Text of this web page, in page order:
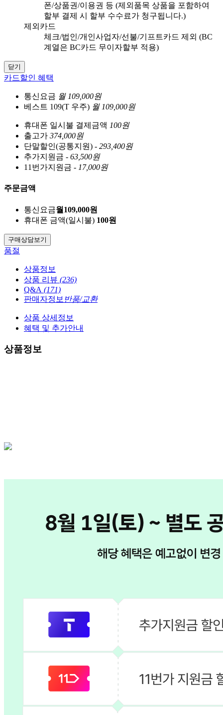
폰/상품권/이용권 등 (제외품목 상품을 포함하여
할부 결제 시 할부 수수료가 청구됩니다.)
제외카드
체크/법인/개인사업자/선불/기프트카드 제외 (BC
계열은 BC카드 무이자할부 적용)
닫기
카드할인 혜택
통신요금 월 109,000원
베스트 109(T 우주) 월 109,000원
휴대폰 일시불 결제금액 100원
출고가 374,000원
단말할인(공통지원) - 293,400원
추가지원금 - 63,500원
11번가지원금 - 17,000원
주문금액
통신요금월 109,000원
휴대폰 금액(일시불) 100원
구매상담보기
품절
상품정보
상품 리뷰 (236)
Q&A (171)
판매자정보 반품/교환
상품 상세정보
혜택 및 추가안내
상품정보